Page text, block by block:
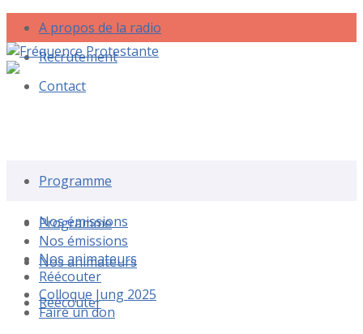
A propos de la radio
Recrutement
Contact
Programme
Nos émissions
Nos animateurs
Réécouter
Programme
Nos émissions
Nos animateurs
Réécouter
Colloque Jung 2025
Faire un don